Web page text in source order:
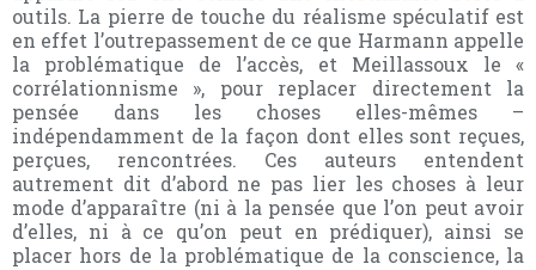
outils. La pierre de touche du réalisme spéculatif est
en effet l’outrepassement de ce que Harmann appelle
la problématique de l’accès, et Meillassoux le «
corrélationnisme », pour replacer directement la
pensée dans les choses elles-mêmes –
indépendamment de la façon dont elles sont reçues,
perçues, rencontrées. Ces auteurs entendent
autrement dit d’abord ne pas lier les choses à leur
mode d’apparaître (ni à la pensée que l’on peut avoir
d’elles, ni à ce qu’on peut en prédiquer), ainsi se
placer hors de la problématique de la conscience, la